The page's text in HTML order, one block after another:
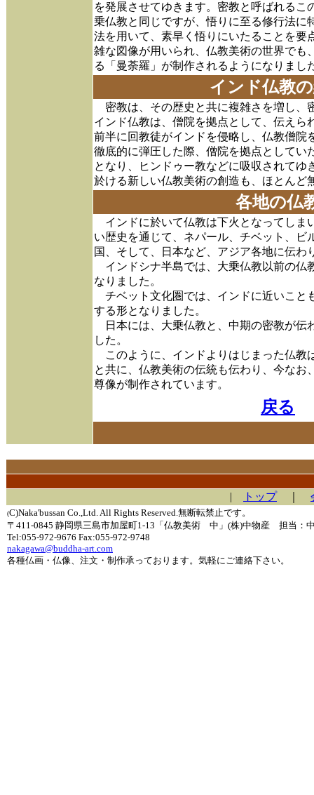
を発展させてゆきます。密教と呼ばれるこ
乗仏教と同じですが、悟りに至る修行法に
法を用いて、素早く悟りにいたることを要
雑な図像が用いられ、仏教美術の世界でも
る「曼荼羅」が制作されるようになりまし
インド仏教
密教は、その歴史と共に複雑さを増し、
インド仏教は、僧院を拠点として、伝えら
前半に回教徒がインドを侵略し、仏教僧院
徹底的に弾圧した際、僧院を拠点としてい
となり、ヒンドゥー教などに吸収されてゆ
於ける新しい仏教美術の創造も、ほとんど
各地の仏
インドに於いて仏教は下火となってしま
い歴史を通じて、ネパール、チベット、ビ
国、そして、日本など、アジア各地に伝わ
インドシナ半島では、大乗仏教以前の仏
なりました。
チベット文化圏では、インドに近いこと
する形となりました。
日本には、大乗仏教と、中期の密教が伝
した。
このように、インドよりはじまった仏教
と共に、仏教美術の伝統も伝わり、今なお
尊像が制作されています。
戻る
| トップ｜
(C)Naka'bussan Co.,Ltd. All Rights Reserved.無断転禁止です。
〒411-0845 静岡県三島市加屋町1-13「仏教美術 中」(株)中物産 担当：
Tel:055-972-9676 Fax:055-972-9748
nakagawa@buddha-art.com
各種仏画・仏像、注文・制作承っております。気軽にご連絡下さい。